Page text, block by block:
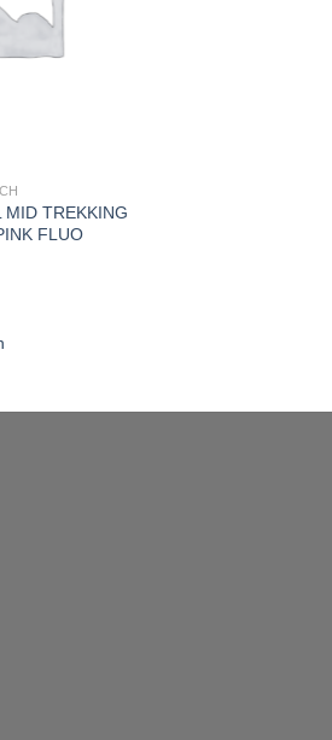
MID TREKKING
FLUO